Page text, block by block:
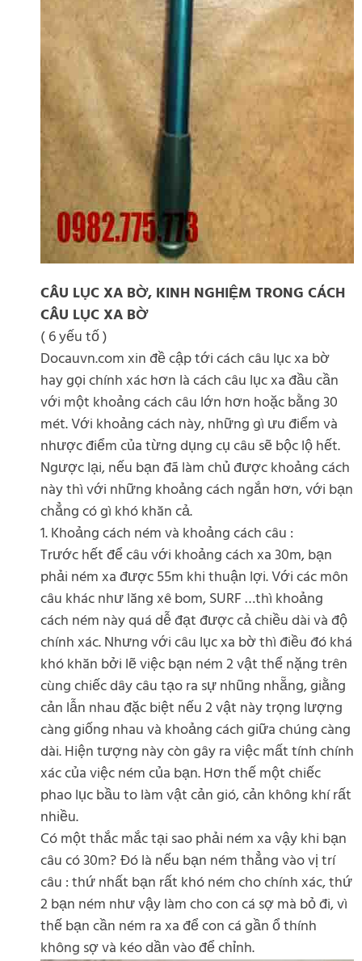
CÂU LỤC XA BỜ, KINH NGHIỆM TRONG CÁCH
CÂU LỤC XA BỜ
( 6 yếu tố )
Docauvn.com xin đề cập tới cách câu lục xa bờ
hay gọi chính xác hơn là cách câu lục xa đầu cần
với một khoảng cách câu lớn hơn hoặc bằng 30
mét. Với khoảng cách này, những gì ưu điểm và
nhược điểm của từng dụng cụ câu sẽ bộc lộ hết.
Ngược lại, nếu bạn đã làm chủ được khoảng cách
này thì với những khoảng cách ngắn hơn, với bạn
chẳng có gì khó khăn cả.
1. Khoảng cách ném và khoảng cách câu :
Trước hết để câu với khoảng cách xa 30m, bạn
phải ném xa được 55m khi thuận lợi. Với các môn
câu khác như lăng xê bom, SURF …thì khoảng
cách ném này quá dễ đạt được cả chiều dài và độ
chính xác. Nhưng với câu lục xa bờ thì điều đó khá
khó khăn bởi lẽ việc bạn ném 2 vật thể nặng trên
cùng chiếc dây câu tạo ra sự nhũng nhẵng, giằng
cản lẫn nhau đặc biệt nếu 2 vật này trọng lượng
càng giống nhau và khoảng cách giữa chúng càng
dài. Hiện tượng này còn gây ra việc mất tính chính
xác của việc ném của bạn. Hơn thế một chiếc
phao lục bầu to làm vật cản gió, cản không khí rất
nhiều.
Có một thắc mắc tại sao phải ném xa vậy khi bạn
câu có 30m? Đó là nếu bạn ném thẳng vào vị trí
câu : thứ nhất bạn rất khó ném cho chính xác, thứ
2 bạn ném như vậy làm cho con cá sợ mà bỏ đi, vì
thế bạn cần ném ra xa để con cá gần ổ thính
không sợ và kéo dần vào để chỉnh.